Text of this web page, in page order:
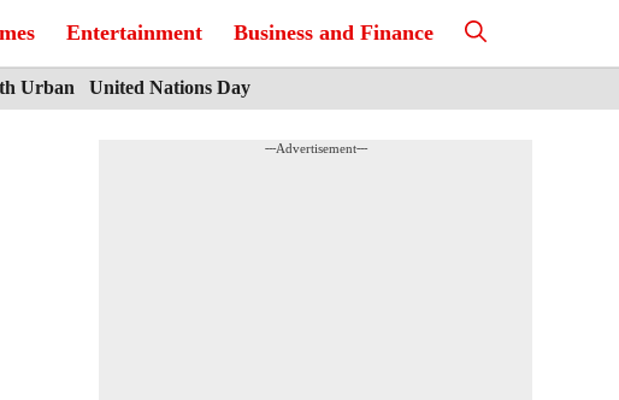
Entertainment Business and Finance
Urban United Nations Day
---Advertisement---